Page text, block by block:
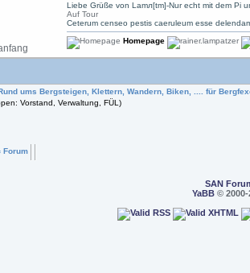
Liebe Grüße von Lamл[tm]-Nur echt mit dem Pi
Auf Tour
Ceterum censeo pestis caeruleum esse
Homepage
ums Bergsteigen, Klettern, Wandern, Biken, .... für
Vorstand, Verwaltung, FÜL)
Forum
SAN
YaBB© 2000-